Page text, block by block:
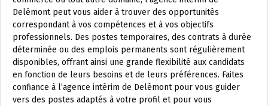
Delémont peut vous aider à trouver des opportunités
correspondant à vos compétences et à vos objectifs
professionnels. Des postes temporaires, des contrats à durée
déterminée ou des emplois permanents sont régulièrement
disponibles, offrant ainsi une grande flexibilité aux candidats
en fonction de leurs besoins et de leurs préférences. Faites
confiance à l’agence intérim de Delémont pour vous guider
vers des postes adaptés à votre profil et pour vous